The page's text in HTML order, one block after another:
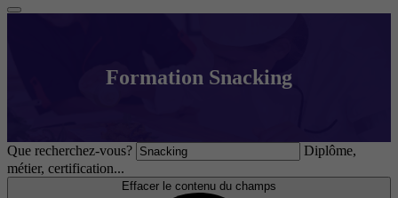
Formation Snacking
Que recherchez-vous?
Diplôme,
métier, certification...
Effacer le contenu du champs